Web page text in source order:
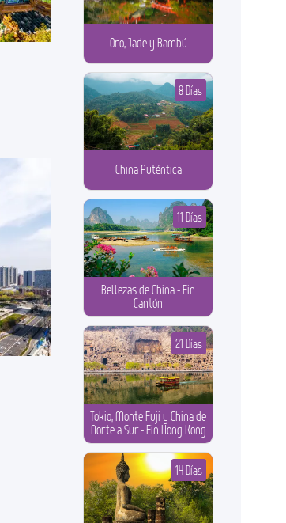
Oro, Jade y Bambú
China Auténtica
8 Días
Bellezas de China - Fin
Cantón
11 Días
Tokio, Monte Fuji y China de
Norte a Sur - Fin Hong Kong
21 Días
14 Días